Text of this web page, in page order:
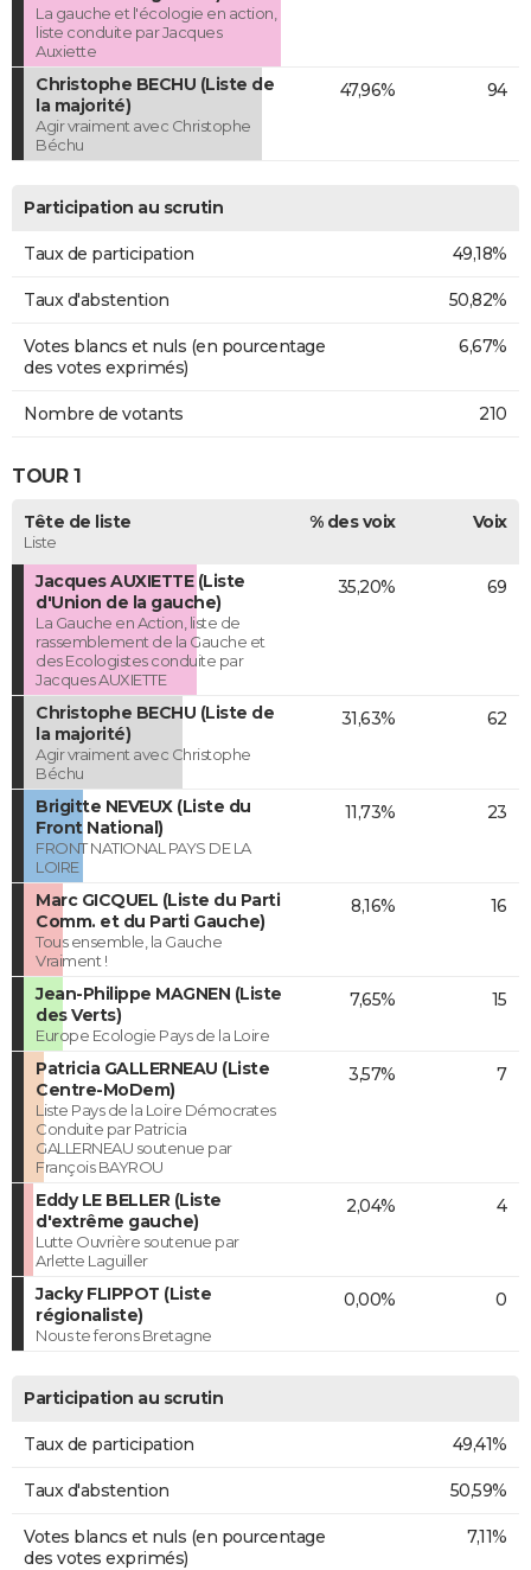
La gauche et l'écologie en action,
liste conduite par Jacques
Auxiette
Christophe BECHU (Liste de
la majorité)
Agir vraiment avec Christophe
Béchu
47,96% 94
Participation au scrutin
Taux de participation 49,18%
Taux d'abstention 50,82%
Votes blancs et nuls (en pourcentage
des votes exprimés)
6,67%
Nombre de votants 210
TOUR 1
Tête de liste
Liste
% des voix Voix
Jacques AUXIETTE (Liste
d'Union de la gauche)
La Gauche en Action, liste de
rassemblement de la Gauche et
des Ecologistes conduite par
Jacques AUXIETTE
35,20% 69
Christophe BECHU (Liste de
la majorité)
Agir vraiment avec Christophe
Béchu
31,63% 62
Brigitte NEVEUX (Liste du
Front National)
FRONT NATIONAL PAYS DE LA
LOIRE
11,73% 23
Marc GICQUEL (Liste du Parti
Comm. et du Parti Gauche)
Tous ensemble, la Gauche
Vraiment !
8,16% 16
Jean-Philippe MAGNEN (Liste
des Verts)
Europe Ecologie Pays de la Loire
7,65% 15
Patricia GALLERNEAU (Liste
Centre-MoDem)
Liste Pays de la Loire Démocrates
Conduite par Patricia
GALLERNEAU soutenue par
François BAYROU
3,57% 7
Eddy LE BELLER (Liste
d'extrême gauche)
Lutte Ouvrière soutenue par
Arlette Laguiller
2,04% 4
Jacky FLIPPOT (Liste
régionaliste)
Nous te ferons Bretagne
0,00% 0
Participation au scrutin
Taux de participation 49,41%
Taux d'abstention 50,59%
Votes blancs et nuls (en pourcentage
des votes exprimés)
7,11%